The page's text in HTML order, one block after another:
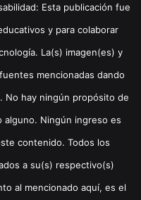
Esta publicación fue
y para colaborar
La(s) imagen(es) y
mencionadas dando
No hay ningún propósito de
alguno. Ningún ingreso es
contenido. Todos los
a su(s) respectivo(s)
al mencionado aquí, es el